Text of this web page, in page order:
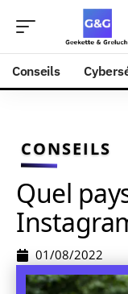
Conseils
CONSEILS
Quel
01/08/2022